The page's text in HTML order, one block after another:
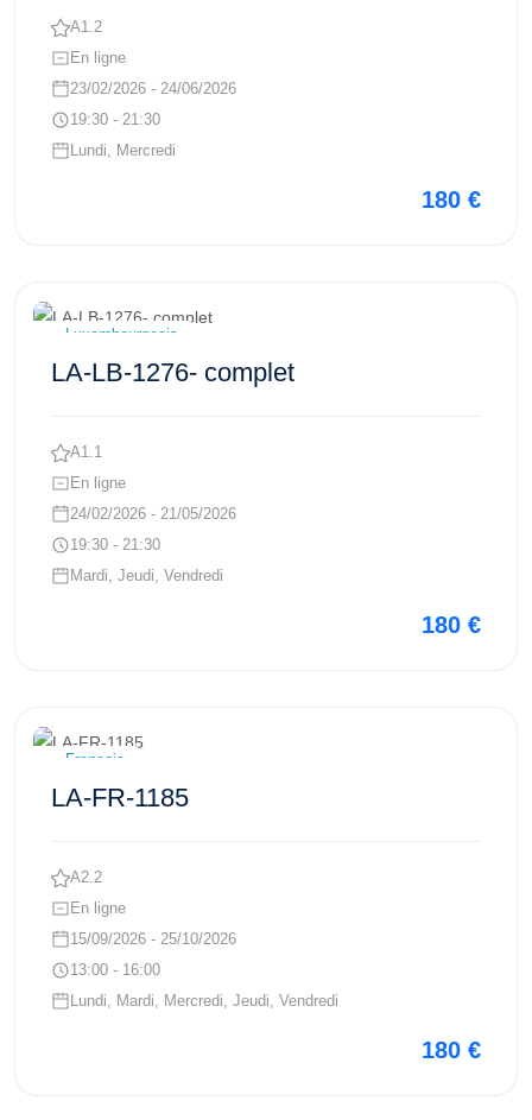
A1.2
En ligne
23/02/2026 - 24/06/2026
19:30 - 21:30
Lundi, Mercredi
180 €
Luxembourgeois
LA-LB-1276- complet
A1.1
En ligne
24/02/2026 - 21/05/2026
19:30 - 21:30
Mardi, Jeudi, Vendredi
180 €
Français
LA-FR-1185
A2.2
En ligne
15/09/2026 - 25/10/2026
13:00 - 16:00
Lundi, Mardi, Mercredi, Jeudi, Vendredi
180 €